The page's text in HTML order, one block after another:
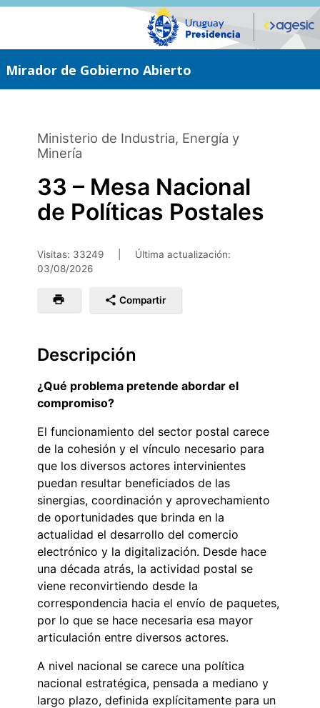
Saltar
Mirador de Gobierno Abierto
Ministerio de Industria, Energía y
Minería
33 – Mesa Nacional
de Políticas Postales
Visitas: 33249
Última actualización:
03/08/2026
Compartir
Descripción
¿Qué problema pretende abordar el
compromiso?
El funcionamiento del sector postal carece
de la cohesión y el vínculo necesario para
que los diversos actores intervinientes
puedan resultar beneficiados de las
sinergias, coordinación y aprovechamiento
de oportunidades que brinda en la
actualidad el desarrollo del comercio
electrónico y la digitalización. Desde hace
una década atrás, la actividad postal se
viene reconvirtiendo desde la
correspondencia hacia el envío de paquetes,
por lo que se hace necesaria esa mayor
articulación entre diversos actores.
A nivel nacional se carece una política
nacional estratégica, pensada a mediano y
largo plazo, definida explícitamente para un